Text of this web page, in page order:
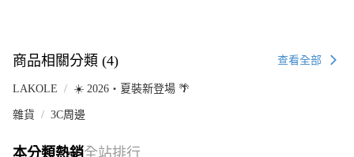
商品相關分類 (4) 查看全部
LAKOLE ☀️ 2026・夏裝新登場 🌴
雜貨 3C周邊
本分類熱銷全站排行